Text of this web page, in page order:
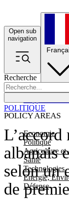
Open sub
navigation
Recherche
POLICY AREAS
Economie
Politique
Agriculture et
Santé
Technologies
Energie,
Défense
albanais
selon un
de
POLITIQUE